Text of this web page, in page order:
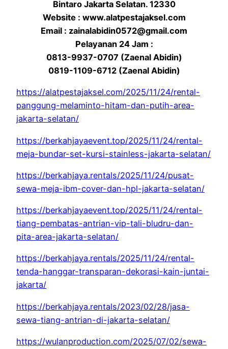
Bintaro Jakarta Selatan. 12330
Website : www.alatpestajaksel.com
Email : zainalabidin0572@gmail.com
Pelayanan 24 Jam :
0813-9937-0707 (Zaenal Abidin)
0819-1109-6712 (Zaenal Abidin)
https://alatpestajaksel.com/2025/11/24/rental-
panggung-melaminto-hitam-dan-putih-area-
jakarta-selatan/
https://berkahjayaevent.top/2025/11/24/rental-
meja-bundar-set-kursi-stainless-jakarta-selatan/
https://berkahjaya.rentals/2025/11/24/pusat-
sewa-meja-ibm-cover-dan-hpl-jakarta-selatan/
https://berkahjayaevent.top/2025/11/24/rental-
tiang-pembatas-antrian-vip-tali-bludru-dan-
pita-area-jakarta-selatan/
https://berkahjaya.rentals/2025/11/24/rental-
tenda-hanggar-transparan-dekorasi-kain-juntai-
jakarta/
https://berkahjaya.rentals/2023/02/28/jasa-
sewa-tiang-antrian-di-jakarta-selatan/
https://wulanproduction.com/2025/07/02/sewa-